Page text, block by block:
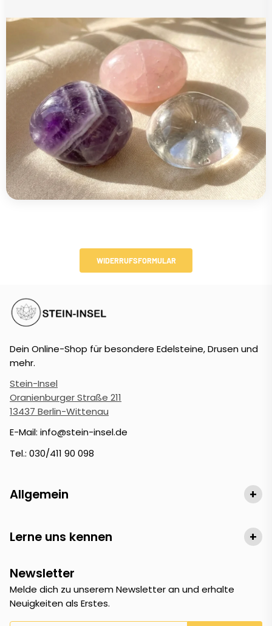
WIDERRUFSFORMULAR
Dein Online-Shop für besondere Edelsteine, Drusen und
mehr.
Stein-Insel
Oranienburger Straße 211
13437 Berlin-Wittenau
E-Mail: info@stein-insel.de
Tel.: 030/411 90 098
Allgemein +
Lerne uns kennen +
Newsletter
Melde dich zu unserem Newsletter an und erhalte
Neuigkeiten als Erstes.